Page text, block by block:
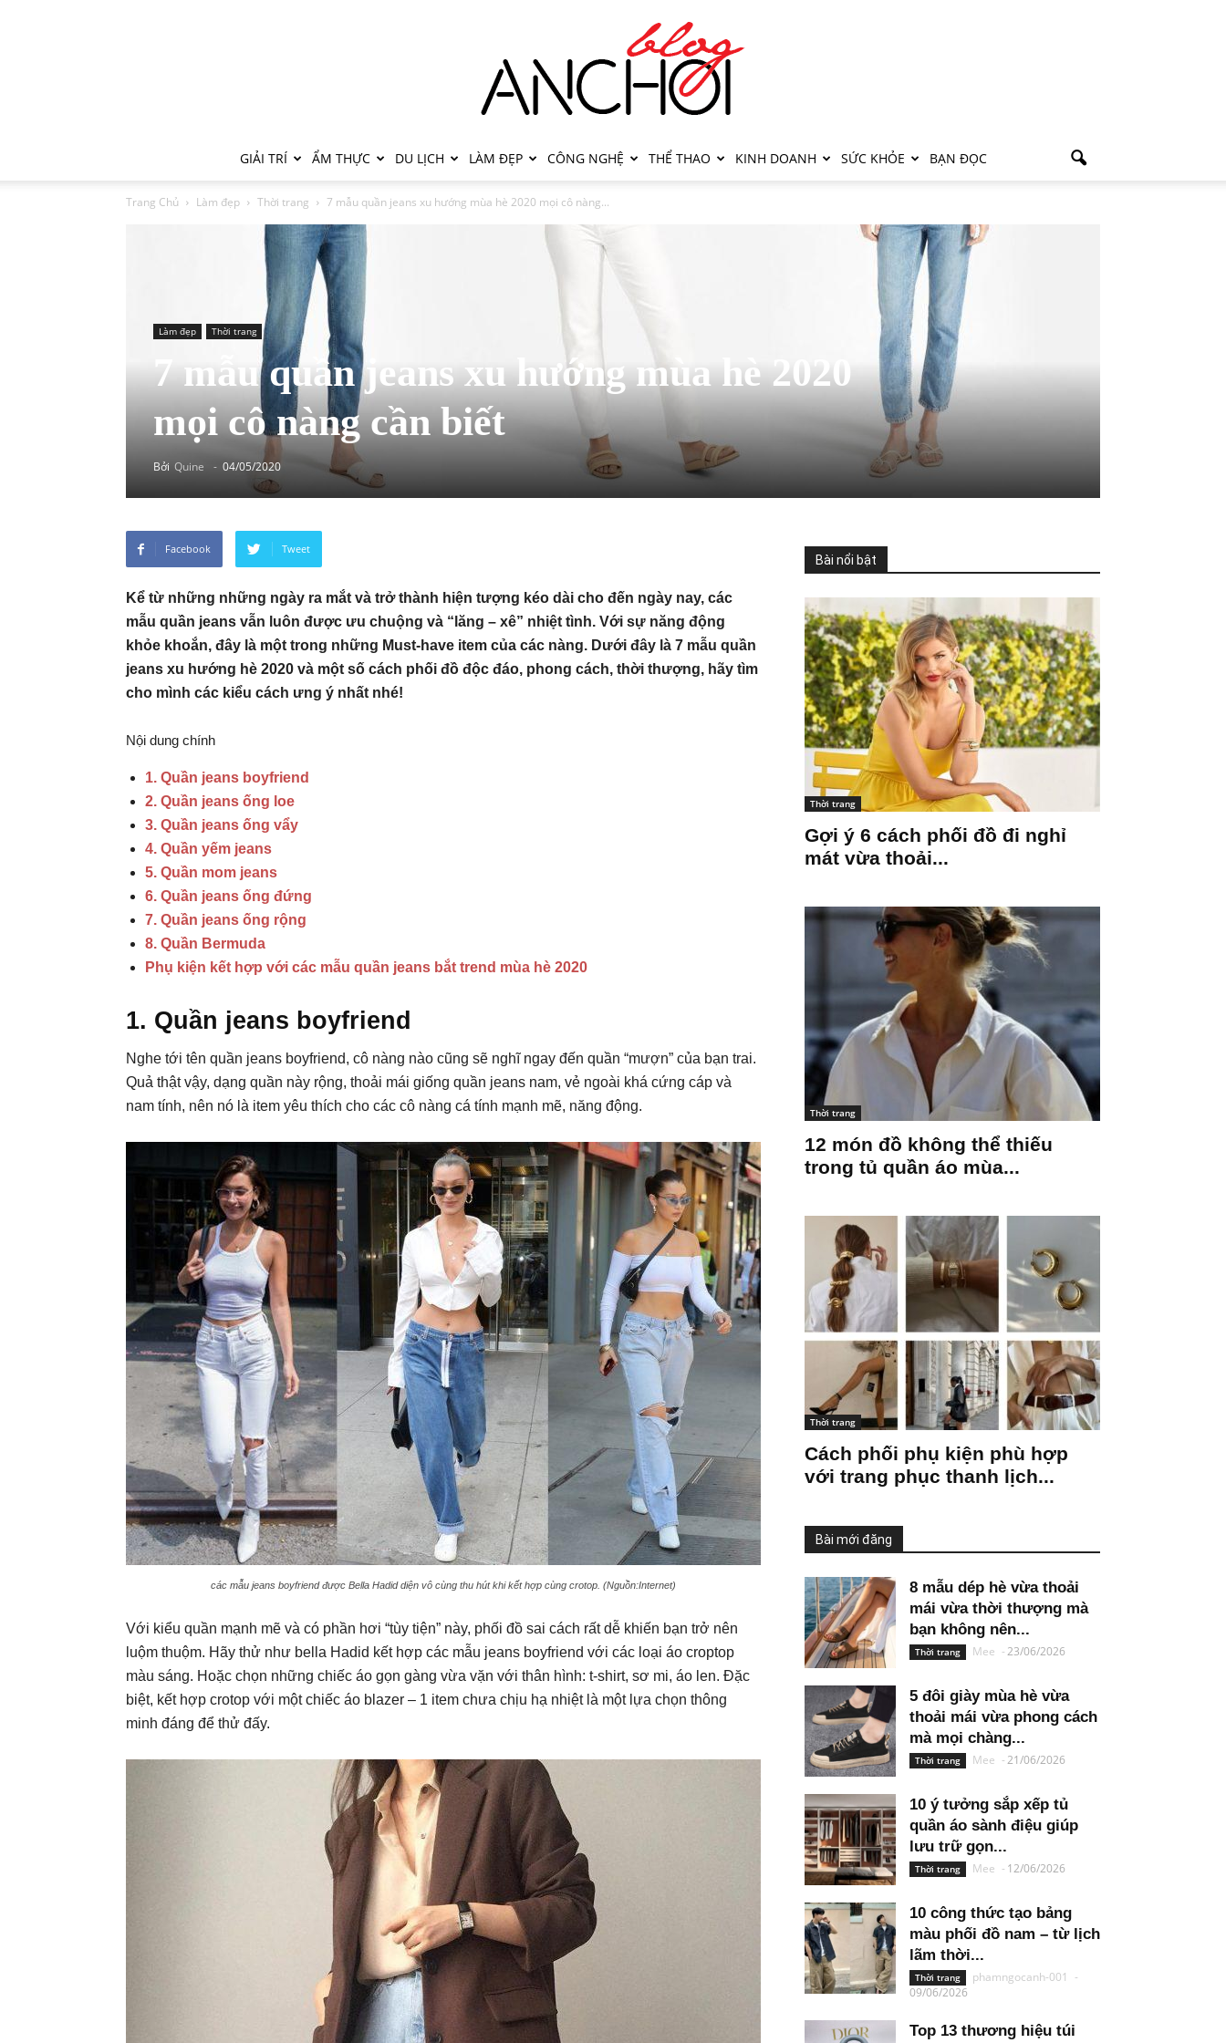
GIẢI TRÍ ẨM THỰC DU LỊCH LÀM ĐẸP CÔNG NGHỆ THỂ THAO KINH DOANH SỨC KHỎE BẠN ĐỌC
Trang Chủ Làm đẹp Thời trang 7 mẫu quần jeans xu hướng mùa hè 2020 mọi cô nàng...
Làm đẹp Thời trang
7 mẫu quần jeans xu hướng mùa hè 2020
mọi cô nàng cần biết
Bởi Quine - 04/05/2020
Facebook Tweet
Kể từ những những ngày ra mắt và trở thành hiện tượng kéo dài cho đến ngày nay, các
mẫu quần jeans vẫn luôn được ưu chuộng và “lăng – xê” nhiệt tình. Với sự năng động
khỏe khoắn, đây là một trong những Must-have item của các nàng. Dưới đây là 7 mẫu quần
jeans xu hướng hè 2020 và một số cách phối đồ độc đáo, phong cách, thời thượng, hãy tìm
cho mình các kiểu cách ưng ý nhất nhé!
Nội dung chính
1. Quần jeans boyfriend
2. Quần jeans ống loe
3. Quần jeans ống vẩy
4. Quần yếm jeans
5. Quần mom jeans
6. Quần jeans ống đứng
7. Quần jeans ống rộng
8. Quần Bermuda
Phụ kiện kết hợp với các mẫu quần jeans bắt trend mùa hè 2020
1. Quần jeans boyfriend
Nghe tới tên quần jeans boyfriend, cô nàng nào cũng sẽ nghĩ ngay đến quần “mượn” của bạn trai.
Quả thật vậy, dạng quần này rộng, thoải mái giống quần jeans nam, vẻ ngoài khá cứng cáp và
nam tính, nên nó là item yêu thích cho các cô nàng cá tính mạnh mẽ, năng động.
các mẫu jeans boyfriend được Bella Hadid diện vô cùng thu hút khi kết hợp cùng crotop. (Nguồn:Internet)
Với kiểu quần mạnh mẽ và có phần hơi “tùy tiện” này, phối đồ sai cách rất dễ khiến bạn trở nên
luộm thuộm. Hãy thử như bella Hadid kết hợp các mẫu jeans boyfriend với các loại áo croptop
màu sáng. Hoặc chọn những chiếc áo gọn gàng vừa vặn với thân hình: t-shirt, sơ mi, áo len. Đặc
biệt, kết hợp crotop với một chiếc áo blazer – 1 item chưa chịu hạ nhiệt là một lựa chọn thông
minh đáng để thử đấy.
Bài nổi bật
Thời trang
Gợi ý 6 cách phối đồ đi nghỉ
mát vừa thoải...
Thời trang
12 món đồ không thể thiếu
trong tủ quần áo mùa...
Thời trang
Cách phối phụ kiện phù hợp
với trang phục thanh lịch...
Bài mới đăng
8 mẫu dép hè vừa thoải
mái vừa thời thượng mà
bạn không nên...
Thời trang Mee -23/06/2026
5 đôi giày mùa hè vừa
thoải mái vừa phong cách
mà mọi chàng...
Thời trang Mee -21/06/2026
10 ý tưởng sắp xếp tủ
quần áo sành điệu giúp
lưu trữ gọn...
Thời trang Mee - 12/06/2026
10 công thức tạo bảng
màu phối đồ nam – từ lịch
lãm thời...
Thời trang phamngocanh-001
-
09/06/2026
Top 13 thương hiệu túi